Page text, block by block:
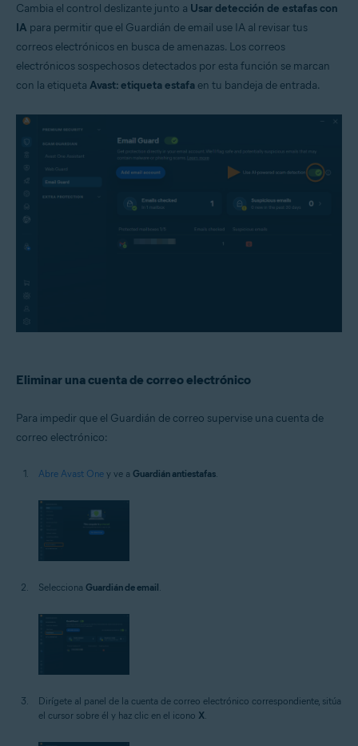
Cambia el control deslizante junto a Usar detección de estafas con
IA para permitir que el Guardián de email use IA al revisar tus
correos electrónicos en busca de amenazas. Los correos
electrónicos sospechosos detectados por esta función se marcan
con la etiqueta Avast: etiqueta estafa en tu bandeja de entrada.
Eliminar una cuenta de correo electrónico
Para impedir que el Guardián de correo supervise una cuenta de
correo electrónico:
Abre Avast One y ve a Guardián antiestafas
Selecciona Guardián de email
Dirígete al panel de la cuenta de correo electrónico correspondiente, sitúa
el cursor sobre él y haz clic en el icono X